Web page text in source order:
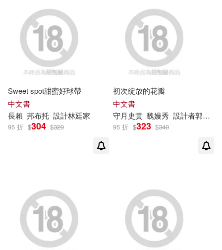
中國核能電力股份有限公司(10)
劉正(10)
加拿大舒愛特出版股份有限公司(1
喬納森･斯威夫特(10)
桃園國際機場股份有限公司(10)
河北精英動漫文化傳播股份有限公
希伯崙股份有限公司(10)
鹿橋文化(10)
吉林出版集團股份有限公司(9)
新世界出版社(9)
京尼(8) 內政部國家公園署(8)
旅遊教育出版社(8)
Sweet spot甜蜜好球帶
中文書
長賴 邦布托 設計林廷家
95 折 $304 $320
初次綻放的花瓣
中文書
守月史貴 魏嫚秀 設計者郭忠恕
95 折 $323 $340